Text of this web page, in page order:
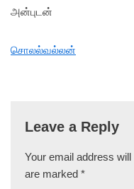
அன்புடன்
சொலல்வல்லன்
Leave a Reply
Your email address
are marked *